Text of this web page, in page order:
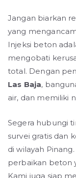
Jangan biarkan
yang
Injeksi beton
mengobati
total. Dengan
Las Baja,
air, dan memiliki
Segera hubungi
survei gratis dan
di wilayah
perbaikan beton
Kami juga siap